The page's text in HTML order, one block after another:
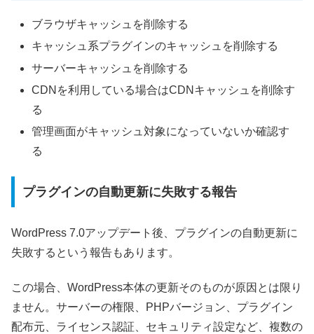
ブラウザキャッシュを削除する
キャッシュ系プラグインのキャッシュを削除する
サーバーキャッシュを削除する
CDNを利用している場合はCDNキャッシュを削除す
る
管理画面がキャッシュ対象になっていないか確認す
る
プラグインの自動更新に失敗する報告
WordPress 7.0アップデート後、プラグインの自動更新に
失敗するという報告もあります。
この場合、WordPress本体の更新そのものが原因とは限り
ません。サーバーの権限、PHPバージョン、プラグイン
配布元、ライセンス認証、セキュリティ設定など、複数の